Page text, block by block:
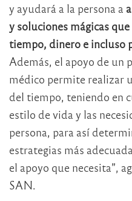
y ayudará a la persona a
y soluciones mágicas
tiempo, dinero e incluso
Además, el apoyo de un
médico permite realizar
del tiempo, teniendo en
estilo de vida y las
persona, para así
estrategias más
el apoyo que necesita”,
SAN.